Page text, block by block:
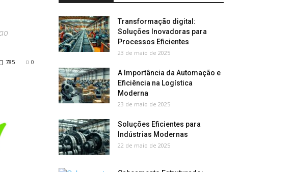
0
785
Transformação digital:
Soluções Inovadoras para
Processos Eficientes
23 de maio de 2025
A Importância da Automação e
Eficiência na Logística
Moderna
23 de maio de 2025
Soluções Eficientes para
Indústrias Modernas
22 de maio de 2025